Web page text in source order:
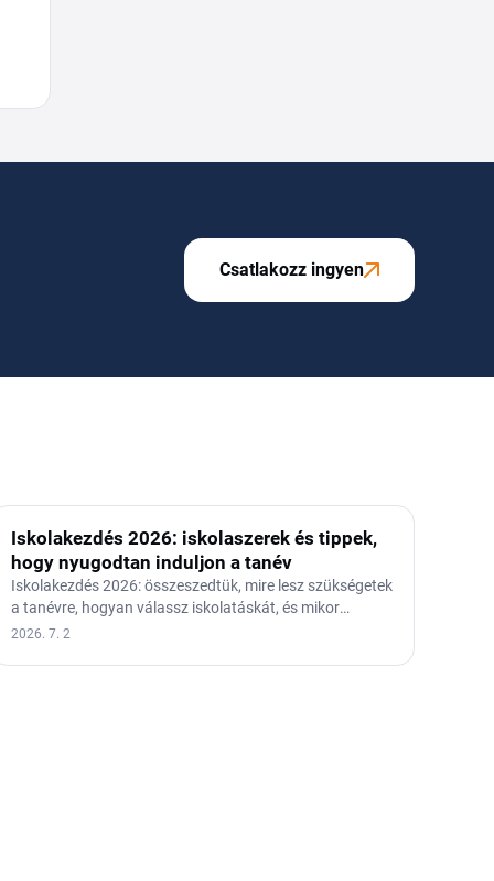
Csatlakozz ingyen
Iskolakezdés 2026: iskolaszerek és tippek,
hogy nyugodtan induljon a tanév
Iskolakezdés 2026: összeszedtük, mire lesz szükségetek
a tanévre, hogyan válassz iskolatáskát, és mikor
érdemes…
2026. 7. 2